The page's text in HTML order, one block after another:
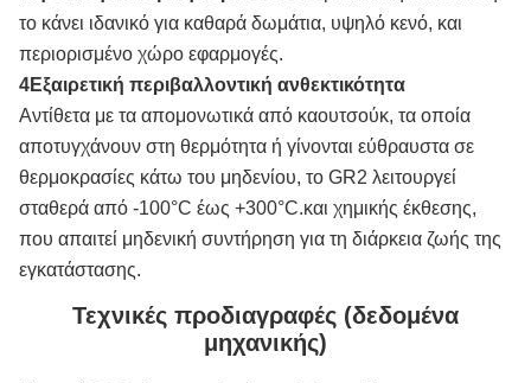
το κάνει ιδανικό για καθαρά δωμάτια, υψηλό κενό, και
περιορισμένο χώρο εφαρμογές.
4Εξαιρετική περιβαλλοντική ανθεκτικότητα
Αντίθετα με τα απομονωτικά από καουτσούκ, τα οποία
αποτυγχάνουν στη θερμότητα ή γίνονται εύθραυστα σε
θερμοκρασίες κάτω του μηδενίου, το GR2 λειτουργεί
σταθερά από -100°C έως +300°C.και χημικής έκθεσης,
που απαιτεί μηδενική συντήρηση για τη διάρκεια ζωής της
εγκατάστασης.
Τεχνικές προδιαγραφές (δεδομένα
μηχανικής)